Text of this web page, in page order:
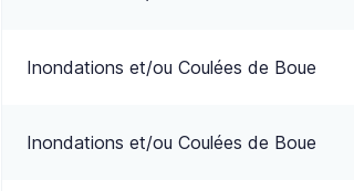
Inondations et/ou Coulées de Boue
Inondations et/ou Coulées de Boue